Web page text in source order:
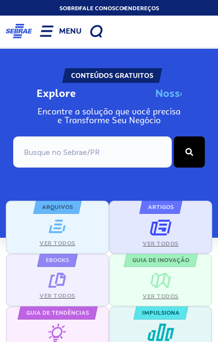
SOBREFALE CONOSCOENDEREÇOS
MENU
CONTEÚDOS GRATUITOS
Explore Nosso
Encontre a solução que você precisa
e Transforme Seu Negócio
ARQUIVOS
VER TODOS
ARTIGOS
VER TODOS
EBOOKS
VER TODOS
GUIA DE INOVAÇÃO
VER TODOS
GUIA DE TENDÊNCIAS IMPULSIONA